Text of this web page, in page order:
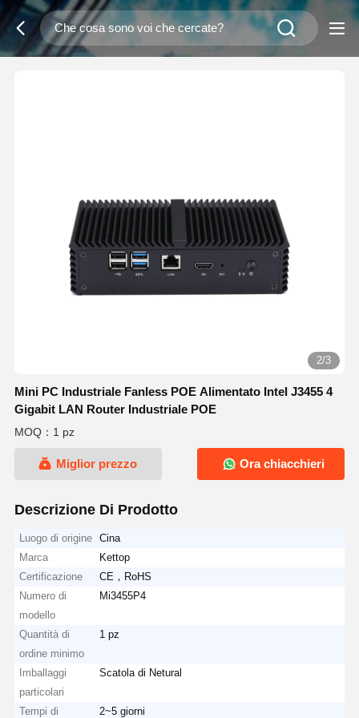
2/3
Mini PC Industriale Fanless POE Alimentato Intel J3455 4
Gigabit LAN Router Industriale POE
MOQ：1 pz
Miglior prezzo Ora chiacchieri
Descrizione Di Prodotto
Luogo di origine
Cina
Marca
Kettop
Certificazione
CE，RoHS
Numero di
modello
Mi3455P4
Quantità di
ordine minimo
1 pz
Imballaggi
particolari
Scatola di Netural
Tempi di
2~5 giorni